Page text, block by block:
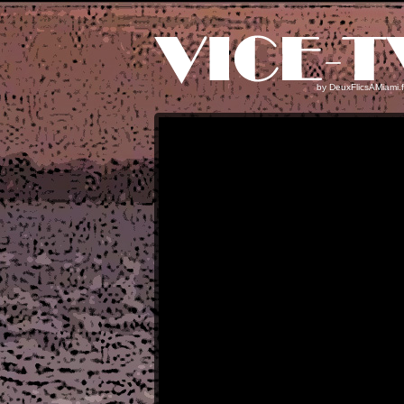
by